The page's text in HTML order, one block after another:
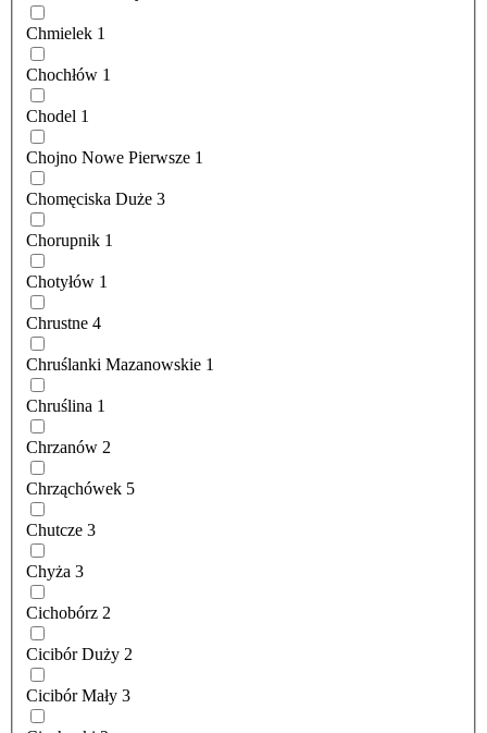
Chmielek 1
Chochłów 1
Chodel 1
Chojno Nowe Pierwsze 1
Chomęciska Duże 3
Chorupnik 1
Chotyłów 1
Chrustne 4
Chruślanki Mazanowskie 1
Chruślina 1
Chrzanów 2
Chrząchówek 5
Chutcze 3
Chyża 3
Cichobórz 2
Cicibór Duży 2
Cicibór Mały 3